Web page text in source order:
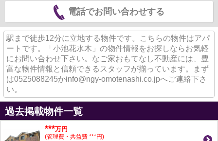
電話でお問い合わせする
駅まで徒歩12分に立地する物件です。こちらの物件はアパ
ートです。「小池花水木」の物件情報をお探しならお気軽
にお問い合わせ下さい。なご家おもてなし不動産には、豊
富な物件情報と信頼できるスタッフが揃っています。まず
は0525088245かinfo@ngy-omotenashi.co.jpへご連絡下さ
い。
過去掲載物件一覧
***万円
(管理費・共益費 ***円)